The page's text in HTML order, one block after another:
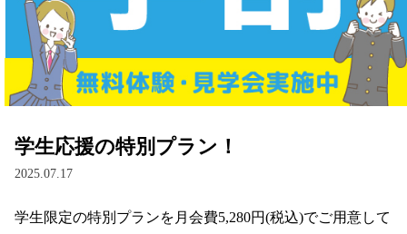
学生応援の特別プラン！
2025.07.17
学生限定の特別プランを月会費5,280円(税込)でご用意して